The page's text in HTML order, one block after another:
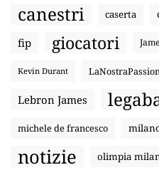
canestri caserta
fip giocatori
Kevin Durant
Lebron James
michele de francesco
notizie olimpia